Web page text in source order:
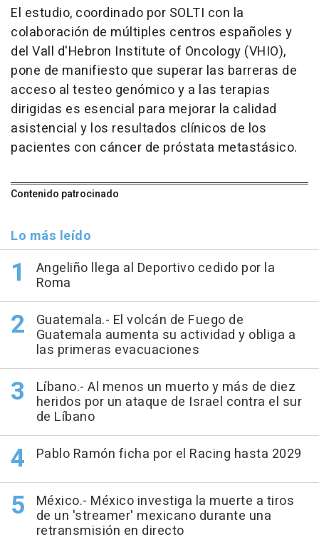
El estudio, coordinado por SOLTI con la
colaboración de múltiples centros españoles y
del Vall d'Hebron Institute of Oncology (VHIO),
pone de manifiesto que superar las barreras de
acceso al testeo genómico y a las terapias
dirigidas es esencial para mejorar la calidad
asistencial y los resultados clínicos de los
pacientes con cáncer de próstata metastásico.
Contenido patrocinado
Lo más leído
Angeliño llega al Deportivo cedido por la
Roma
Guatemala.- El volcán de Fuego de
Guatemala aumenta su actividad y obliga a
las primeras evacuaciones
Líbano.- Al menos un muerto y más de diez
heridos por un ataque de Israel contra el sur
de Líbano
Pablo Ramón ficha por el Racing hasta 2029
México.- México investiga la muerte a tiros
de un 'streamer' mexicano durante una
retransmisión en directo